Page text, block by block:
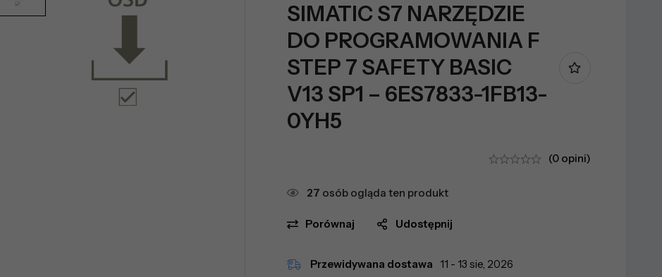
SIMATIC S7 NARZĘDZIE
DO PROGRAMOWANIA F
STEP 7 SAFETY BASIC
V13 SP1 – 6ES7833-1FB13-
0YH5
(0 opini)
27 osób ogląda ten produkt
Porównaj Udostępnij
Przewidywana dostawa 11 - 13 sie, 2026